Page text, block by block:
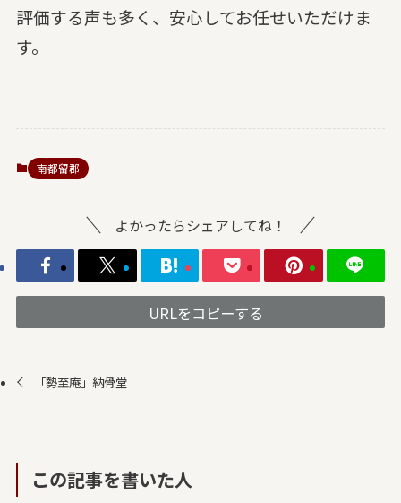
評価する声も多く、安心してお任せいただけま
す。
南都留郡
よかったらシェアしてね！
URLをコピーする
「勢至庵」納骨堂
この記事を書いた人